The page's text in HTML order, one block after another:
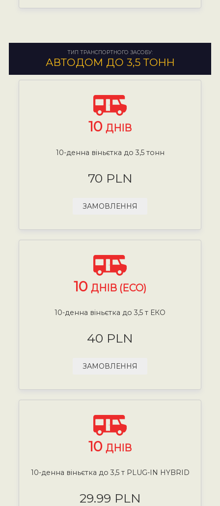
ТИП ТРАНСПОРТНОГО ЗАСОБУ:
АВТОДОМ ДО 3,5 ТОНН
10 ДНІВ
10-денна віньєтка до 3,5 тонн
70 PLN
ЗАМОВЛЕННЯ
10 ДНІВ (ECO)
10-денна віньєтка до 3,5 т ЕКО
40 PLN
ЗАМОВЛЕННЯ
10 ДНІВ
10-денна віньєтка до 3,5 т PLUG-IN HYBRID
29.99 PLN